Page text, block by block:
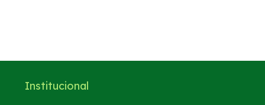
Institucional